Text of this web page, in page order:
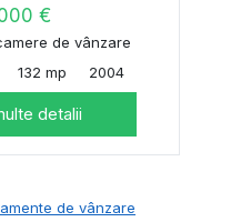
€
de vânzare
132 mp 2004
detalii
de vânzare